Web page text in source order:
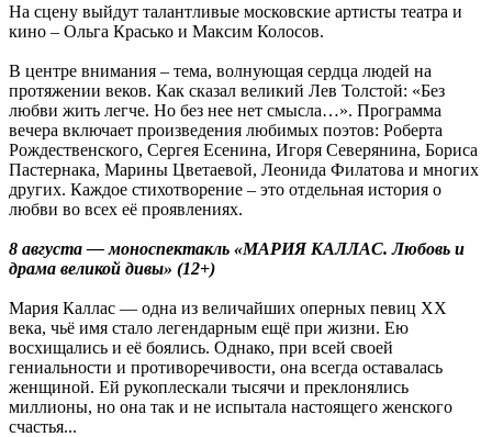
На сцену выйдут талантливые московские артисты театра и
кино – Ольга Красько и Максим Колосов.
В центре внимания – тема, волнующая сердца людей на
протяжении веков. Как сказал великий Лев Толстой: «Без
любви жить легче. Но без нее нет смысла…». Программа
вечера включает произведения любимых поэтов: Роберта
Рождественского, Сергея Есенина, Игоря Северянина, Бориса
Пастернака, Марины Цветаевой, Леонида Филатова и многих
других. Каждое стихотворение – это отдельная история о
любви во всех её проявлениях.
8 августа — моноспектакль «МАРИЯ КАЛЛАС. Любовь и
драма великой дивы» (12+)
Мария Каллас — одна из величайших оперных певиц XX
века, чьё имя стало легендарным ещё при жизни. Ею
восхищались и её боялись. Однако, при всей своей
гениальности и противоречивости, она всегда оставалась
женщиной. Ей рукоплескали тысячи и преклонялись
миллионы, но она так и не испытала настоящего женского
счастья...